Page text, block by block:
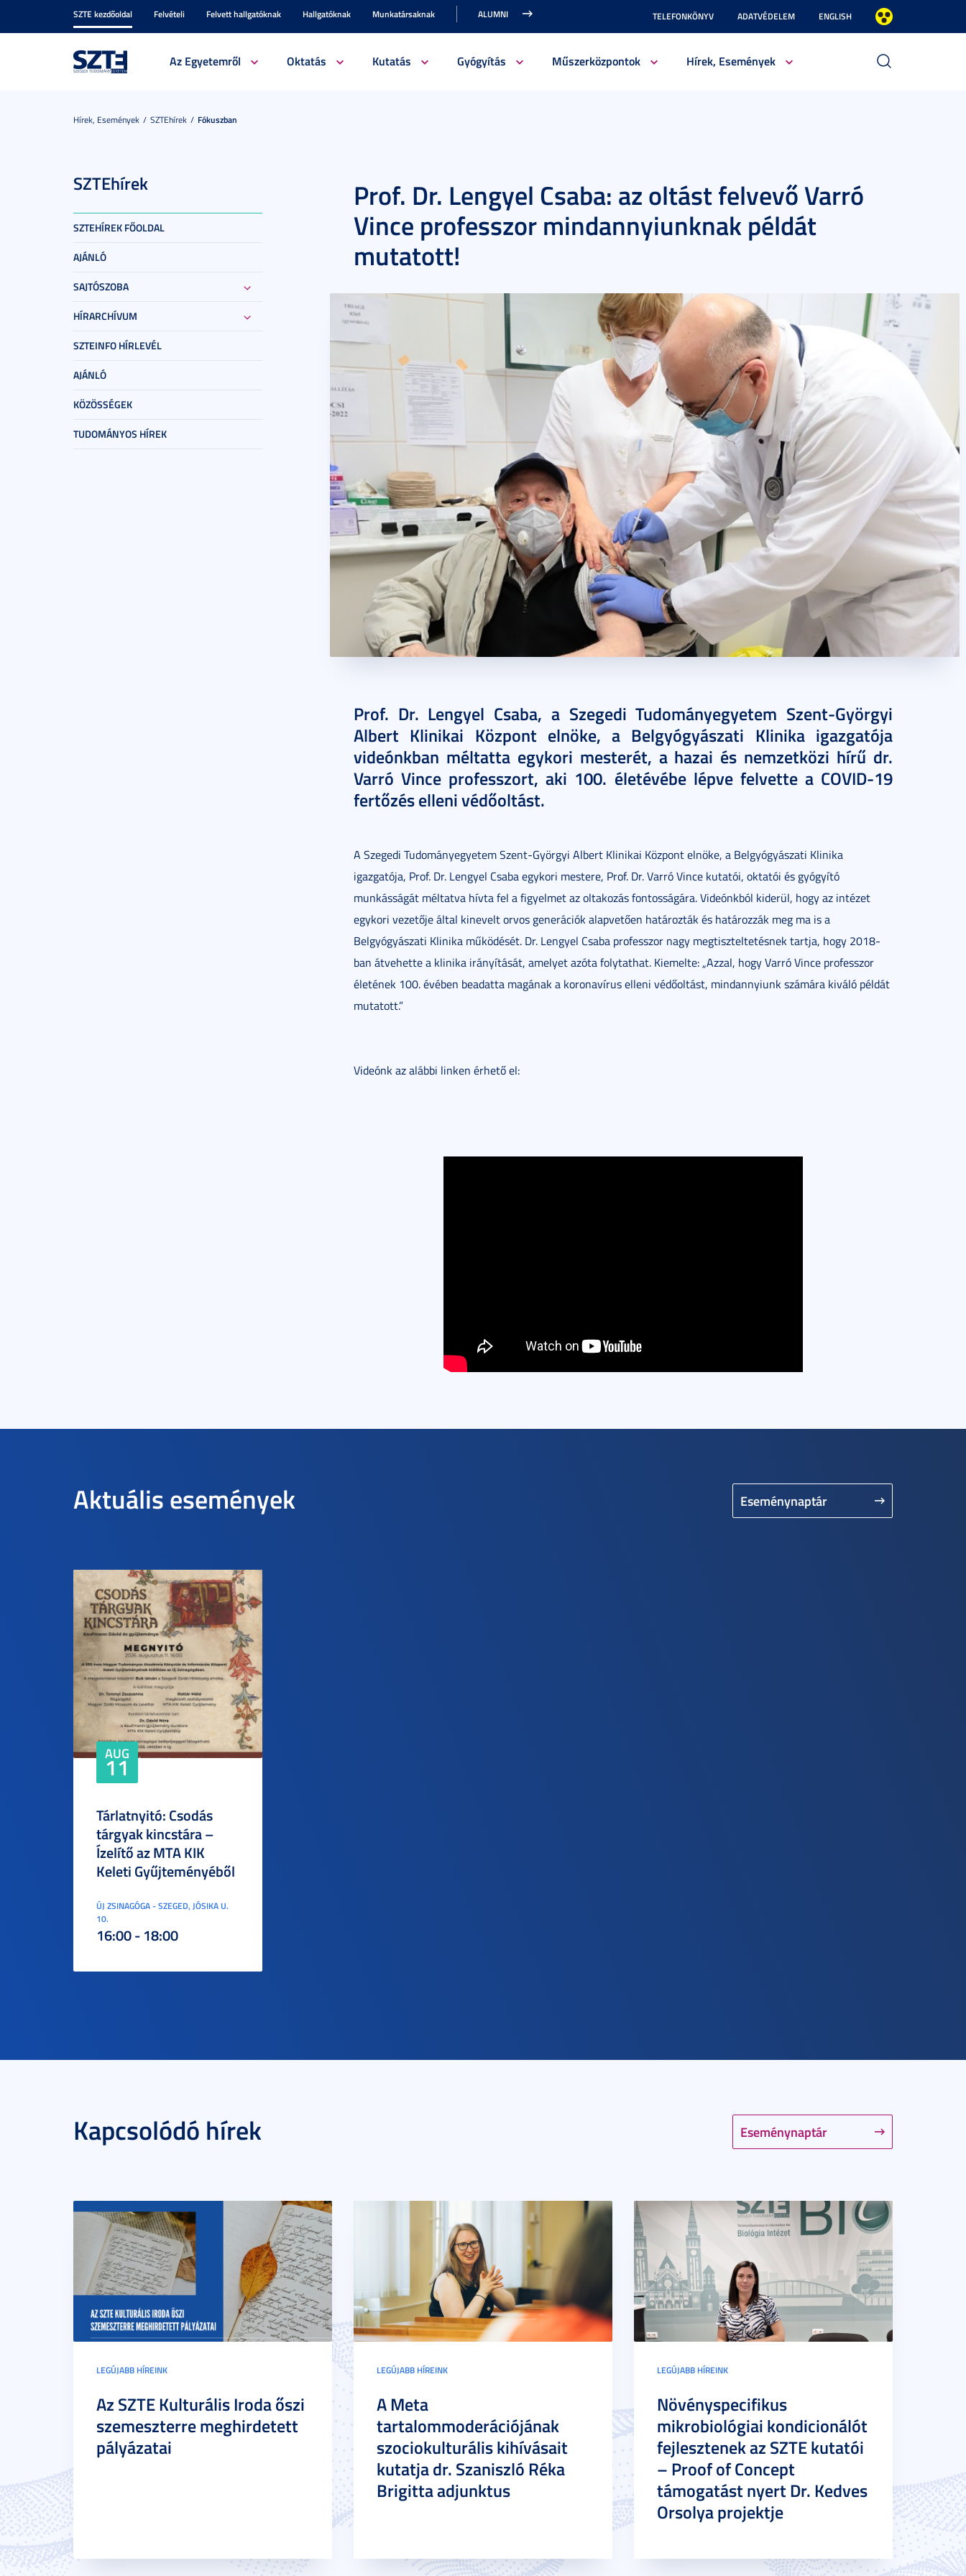
SZTE kezdőoldal Felvételi Felvett hallgatóknak Hallgatóknak Munkatársaknak ALUMNI TELEFONKÖNYV ADATVÉDELEM ENGLISH
Az Egyetemről Oktatás Kutatás Gyógyítás Műszerközpontok Hírek, Események
Hírek, Események SZTEhírek Fókuszban
SZTEhírek
SZTEHÍREK FŐOLDAL
AJÁNLÓ
SAJTÓSZOBA
HÍRARCHÍVUM
SZTEINFO HÍRLEVÉL
AJÁNLÓ
KÖZÖSSÉGEK
TUDOMÁNYOS HÍREK
Prof. Dr. Lengyel Csaba: az oltást felvevő Varró
Vince professzor mindannyiunknak példát
mutatott!
Prof. Dr. Lengyel Csaba, a Szegedi Tudományegyetem Szent-Györgyi
Albert Klinikai Központ elnöke, a Belgyógyászati Klinika igazgatója
videónkban méltatta egykori mesterét, a hazai és nemzetközi hírű dr.
Varró Vince professzort, aki 100. életévébe lépve felvette a COVID-19
fertőzés elleni védőoltást.
A Szegedi Tudományegyetem Szent-Györgyi Albert Klinikai Központ elnöke, a Belgyógyászati Klinika
igazgatója, Prof. Dr. Lengyel Csaba egykori mestere, Prof. Dr. Varró Vince kutatói, oktatói és gyógyító
munkásságát méltatva hívta fel a figyelmet az oltakozás fontosságára. Videónkból kiderül, hogy az intézet
egykori vezetője által kinevelt orvos generációk alapvetően határozták és határozzák meg ma is a
Belgyógyászati Klinika működését. Dr. Lengyel Csaba professzor nagy megtiszteltetésnek tartja, hogy 2018-
ban átvehette a klinika irányítását, amelyet azóta folytathat. Kiemelte: „Azzal, hogy Varró Vince professzor
életének 100. évében beadatta magának a koronavírus elleni védőoltást, mindannyiunk számára kiváló példát
mutatott.”
Videónk az alábbi linken érhető el:
Aktuális események Eseménynaptár
AUG
11
Tárlatnyitó: Csodás
tárgyak kincstára –
Ízelítő az MTA KIK
Keleti Gyűjteményéből
ÚJ ZSINAGÓGA - SZEGED, JÓSIKA U.
10.
16:00 - 18:00
Kapcsolódó hírek Eseménynaptár
LEGÚJABB HÍREINK
Az SZTE Kulturális Iroda őszi
szemeszterre meghirdetett
pályázatai
LEGÚJABB HÍREINK
A Meta
tartalommoderációjának
szociokulturális kihívásait
kutatja dr. Szaniszló Réka
Brigitta adjunktus
LEGÚJABB HÍREINK
Növényspecifikus
mikrobiológiai kondicionálót
fejlesztenek az SZTE kutatói
– Proof of Concept
támogatást nyert Dr. Kedves
Orsolya projektje